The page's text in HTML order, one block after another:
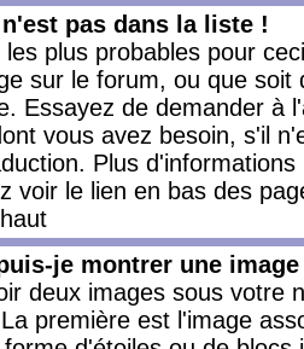
pas dans la liste !
les plus probables pour
sur le forum, ou que
Essayez de demander à
vous avez besoin, s'il
Plus
voir le lien en bas des
je montrer une
deux images sous votre
première est l'image